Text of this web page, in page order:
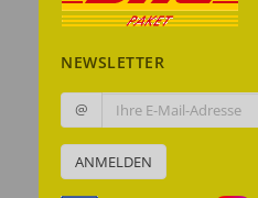
NEWSLETTER
@
ANMELDEN